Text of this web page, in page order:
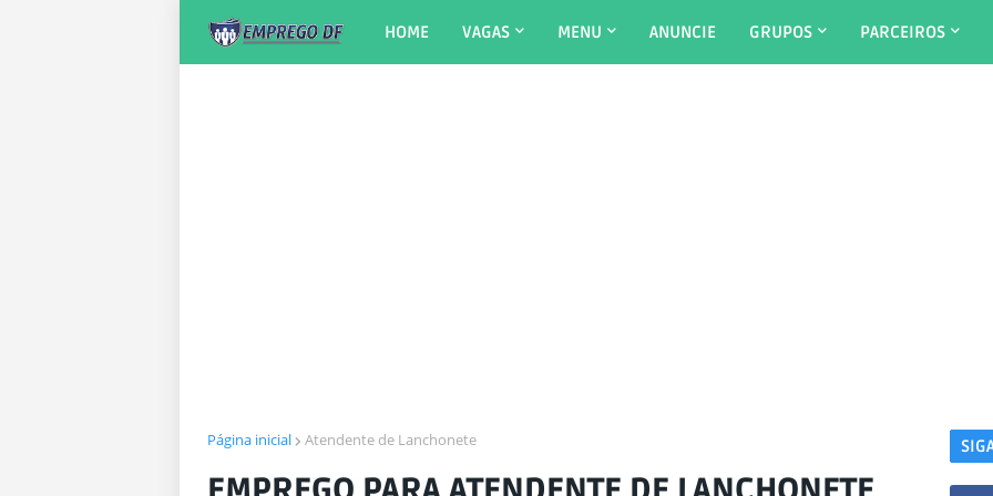
HOME VAGAS MENU ANUNCIE GRUPOS PARCEIROS
Página inicial Atendente de Lanchonete